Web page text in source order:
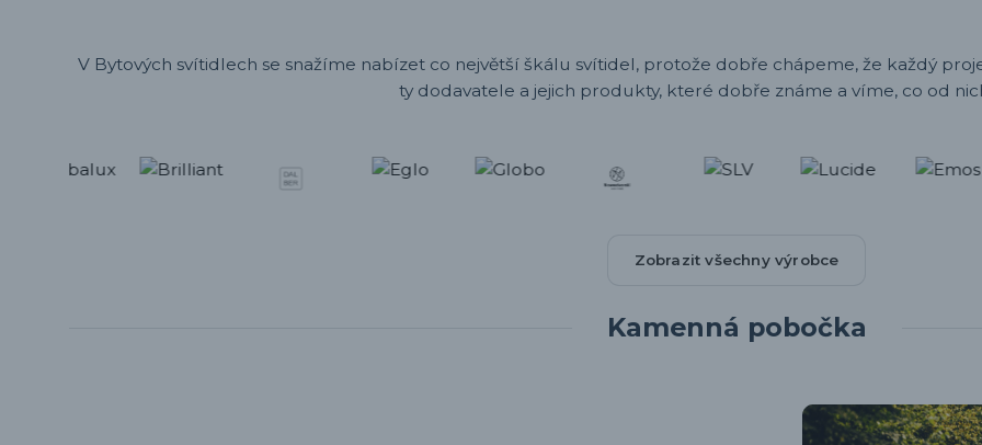
V Bytových svítidlech se snažíme nabízet co největší škálu svítidel, protože dobře chápeme, že každý
ty dodavatele a jejich produkty, které dobře známe a víme, co od
Zobrazit všechny výrobce
Kamenná pobočka